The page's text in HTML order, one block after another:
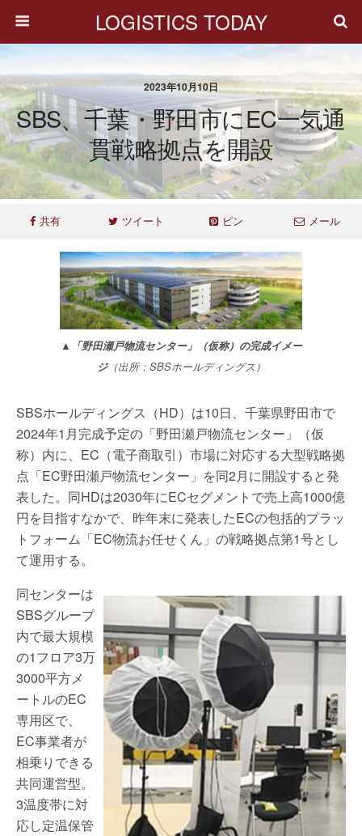
LOGISTICS TODAY
2023年10月10日
SBS、千葉・野田市にEC一気通
貫戦略拠点を開設
共有 ツイート ピン メール
▲「野田瀬戸物流センター」（仮称）の完成イメー
ジ（出所：SBSホールディングス）
SBSホールディングス（HD）は10日、千葉県野田市で
2024年1月完成予定の「野田瀬戸物流センター」（仮
称）内に、EC（電子商取引）市場に対応する大型戦略拠
点「EC野田瀬戸物流センター」を同2月に開設すると発
表した。同HDは2030年にECセグメントで売上高1000億
円を目指すなかで、昨年末に発表したECの包括的プラッ
トフォーム「EC物流お任せくん」の戦略拠点第1号とし
て運用する。
同センターは
SBSグループ
内で最大規模
の1フロア3万
3000平方メ
ートルのEC
専用区で、
EC事業者が
相乗りできる
共同運営型。
3温度帯に対
応し定温保管